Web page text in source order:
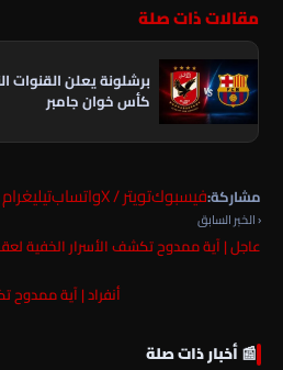
مقالات ذات صلة
برشلونة يعلن القنوات
كأس خوان جامبر
مشاركة:فيسبوكتويتر / X واتسابتيليغرام
‹ الخبر السابق
عاجل | آية ممدوح تكشف الأسرار الخفية
أنفراد | آية
📰 أخبار ذات صلة